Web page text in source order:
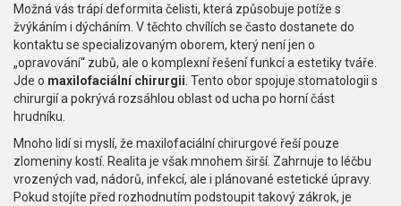
Možná vás trápí deformita čelisti, která způsobuje potíže s
žvýkáním i dýcháním. V těchto chvílích se často dostanete do
kontaktu se specializovaným oborem, který není jen o
„opravování“ zubů, ale o komplexní řešení funkcí a estetiky tváře.
Jde o maxilofaciální chirurgii . Tento obor spojuje stomatologii s
chirurgií a pokrývá rozsáhlou oblast od ucha po horní část
hrudníku.
Mnoho lidí si myslí, že maxilofaciální chirurgové řeší pouze
zlomeniny kostí. Realita je však mnohem širší. Zahrnuje to léčbu
vrozených vad, nádorů, infekcí, ale i plánované estetické úpravy.
Pokud stojíte před rozhodnutím podstoupit takový zákrok, je